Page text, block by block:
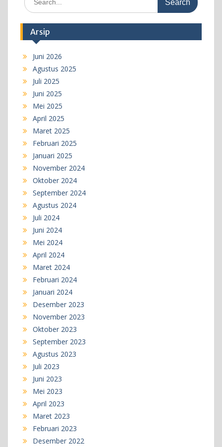
for:
Arsip
Juni 2026
Agustus 2025
Juli 2025
Juni 2025
Mei 2025
April 2025
Maret 2025
Februari 2025
Januari 2025
November 2024
Oktober 2024
September 2024
Agustus 2024
Juli 2024
Juni 2024
Mei 2024
April 2024
Maret 2024
Februari 2024
Januari 2024
Desember 2023
November 2023
Oktober 2023
September 2023
Agustus 2023
Juli 2023
Juni 2023
Mei 2023
April 2023
Maret 2023
Februari 2023
Desember 2022